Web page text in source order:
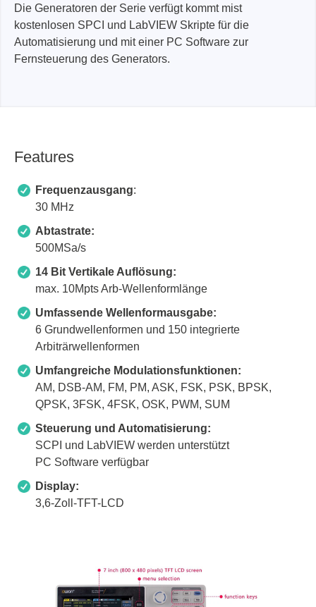
Die Generatoren der Serie verfügt kommt mist
kostenlosen SPCI und LabVIEW Skripte für die
Automatisierung und mit einer PC Software zur
Fernsteuerung des Generators.
Features
Frequenzausgang:
30 MHz
Abtastrate:
500MSa/s
14 Bit Vertikale Auflösung:
max. 10Mpts Arb-Wellenformlänge
Umfassende Wellenformausgabe:
6 Grundwellenformen und 150 integrierte
Arbiträrwellenformen
Umfangreiche Modulationsfunktionen:
AM, DSB-AM, FM, PM, ASK, FSK, PSK, BPSK,
QPSK, 3FSK, 4FSK, OSK, PWM, SUM
Steuerung und Automatisierung:
SCPI und LabVIEW werden unterstützt
PC Software verfügbar
Display:
3,6-Zoll-TFT-LCD